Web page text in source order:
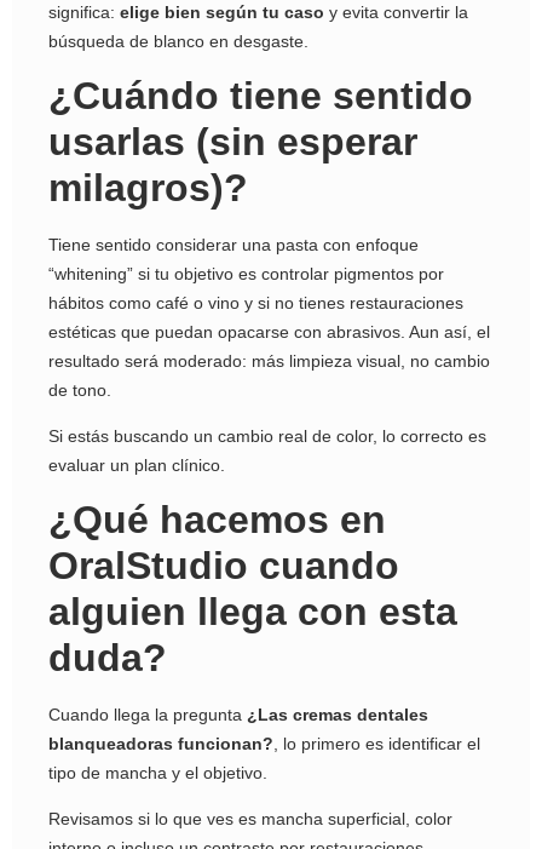
significa: elige bien según tu caso y evita convertir la
búsqueda de blanco en desgaste.
¿Cuándo tiene sentido
usarlas (sin esperar
milagros)?
Tiene sentido considerar una pasta con enfoque
“whitening” si tu objetivo es controlar pigmentos por
hábitos como café o vino y si no tienes restauraciones
estéticas que puedan opacarse con abrasivos. Aun así, el
resultado será moderado: más limpieza visual, no cambio
de tono.
Si estás buscando un cambio real de color, lo correcto es
evaluar un plan clínico.
¿Qué hacemos en
OralStudio cuando
alguien llega con esta
duda?
Cuando llega la pregunta ¿Las cremas dentales
blanqueadoras funcionan? , lo primero es identificar el
tipo de mancha y el objetivo.
Revisamos si lo que ves es mancha superficial, color